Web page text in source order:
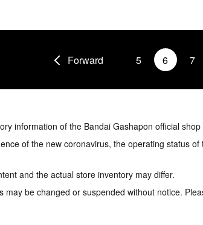
Forward 5 6 7
information of the Bandai Gashapon official
of the new coronavirus, the operating status
and the actual store inventory may differ.
may be changed or suspended without notice.